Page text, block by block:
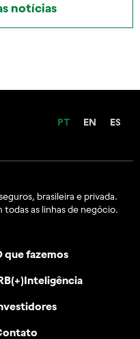
notícias
PT EN ES
brasileira e privada.
as linhas de negócio.
que fazemos